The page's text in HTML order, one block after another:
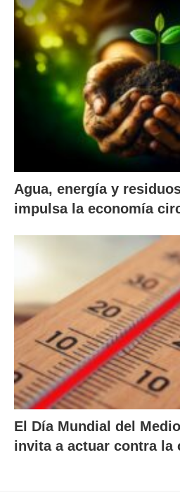
Agua, energía y
impulsa la economía
El Día Mundial del
invita a actuar contra